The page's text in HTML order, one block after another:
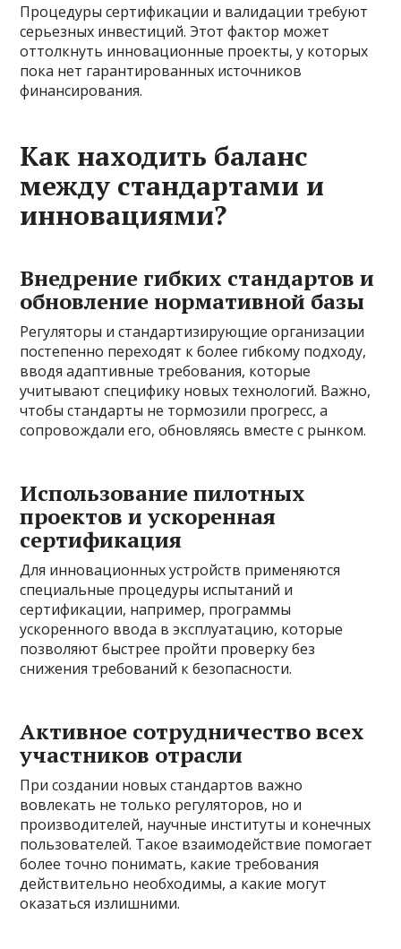
Процедуры сертификации и валидации требуют
серьезных инвестиций. Этот фактор может
оттолкнуть инновационные проекты, у которых
пока нет гарантированных источников
финансирования.
Как находить баланс
между стандартами и
инновациями?
Внедрение гибких стандартов и
обновление нормативной базы
Регуляторы и стандартизирующие организации
постепенно переходят к более гибкому подходу,
вводя адаптивные требования, которые
учитывают специфику новых технологий. Важно,
чтобы стандарты не тормозили прогресс, а
сопровождали его, обновляясь вместе с рынком.
Использование пилотных
проектов и ускоренная
сертификация
Для инновационных устройств применяются
специальные процедуры испытаний и
сертификации, например, программы
ускоренного ввода в эксплуатацию, которые
позволяют быстрее пройти проверку без
снижения требований к безопасности.
Активное сотрудничество всех
участников отрасли
При создании новых стандартов важно
вовлекать не только регуляторов, но и
производителей, научные институты и конечных
пользователей. Такое взаимодействие помогает
более точно понимать, какие требования
действительно необходимы, а какие могут
оказаться излишними.